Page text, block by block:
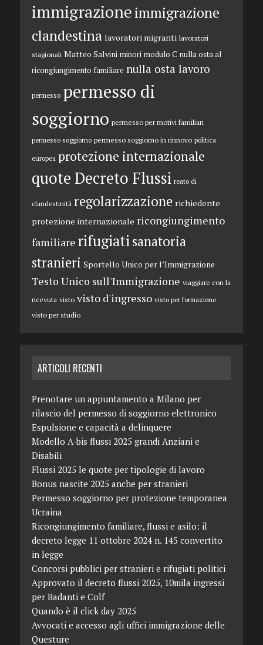
immigrazioneimmigrazione
clandestina lavoratori migranti lavoratori
stagionali Matteo Salvini minori modulo C nulla osta al
ricongiungimento familiare nulla osta lavoro
permesso permesso di
soggiorno permesso per motivi familiari
permesso soggiorno permesso soggiorno in rinnovo politica
europea protezione internazionale
quote Decreto Flussi reato di
clandestinità regolarizzazione richiedente
protezione internazionale ricongiungimento
familiare rifugiatisanatoria
stranieri Sportello Unico per l’Immigrazione
Testo Unico sull'Immigrazione viaggiare con la
ricevuta visto visto d'ingresso visto per formazione
visto per studio
ARTICOLI RECENTI
Prenotare un appuntamento a Milano per
rilascio del permesso di soggiorno elettronico
Espulsione e capacità a delinquere
Modello A-bis flussi 2025 grandi Anziani e
Disabili
Flussi 2025 le quote per tipologie di lavoro
Bonus nascite 2025 anche per stranieri
Permesso soggiorno per protezione temporanea
Ucraina
Ricongiungimento familiare, flussi e asilo: il
decreto legge 11 ottobre 2024 n. 145 convertito
in legge
Concorsi pubblici per stranieri e rifugiati politici
Approvato il decreto flussi 2025, 10mila ingressi
per Badanti e Colf
Quando è il click day 2025
Avvocati e accesso agli uffici immigrazione delle
Questure